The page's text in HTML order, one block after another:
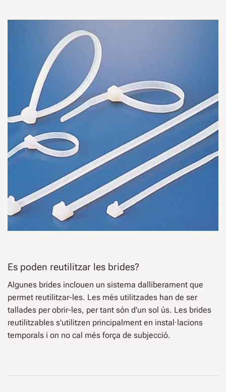
Es poden reutilitzar les brides?
Algunes brides inclouen un sistema dalliberament que
permet reutilitzar-les. Les més utilitzades han de ser
tallades per obrir-les, per tant són d'un sol ús. Les brides
reutilitzables s'utilitzen principalment en instal·lacions
temporals i on no cal més força de subjecció.